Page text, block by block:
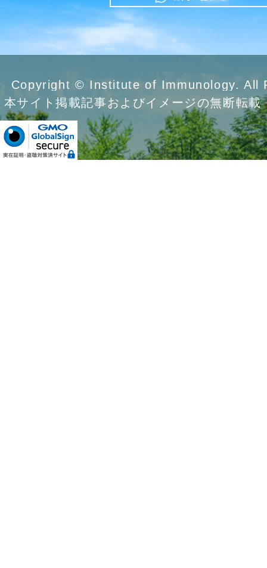
Copyright © Institute of Immunology. All
本サイト掲載記事およびイメージの無断転載